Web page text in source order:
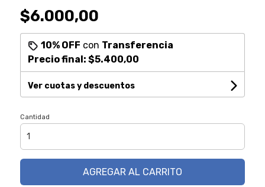
$6.000,00
10% OFF con Transferencia
Precio final: $5.400,00
Ver cuotas y descuentos
Cantidad
AGREGAR AL CARRITO